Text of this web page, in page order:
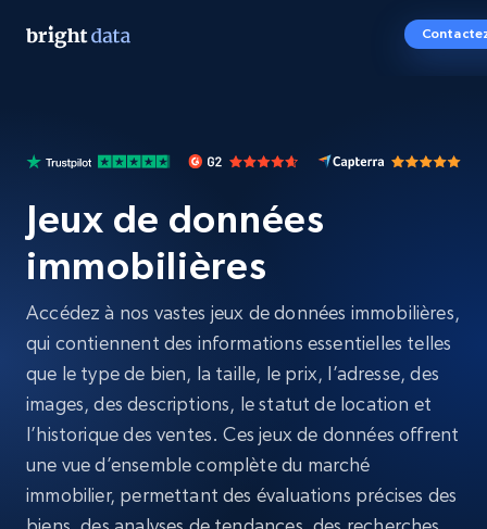
Jeux de données
immobilières
Accédez à nos vastes jeux de données immobilières,
qui contiennent des informations essentielles telles
que le type de bien, la taille, le prix, l’adresse, des
images, des descriptions, le statut de location et
l’historique des ventes. Ces jeux de données offrent
une vue d’ensemble complète du marché
immobilier, permettant des évaluations précises des